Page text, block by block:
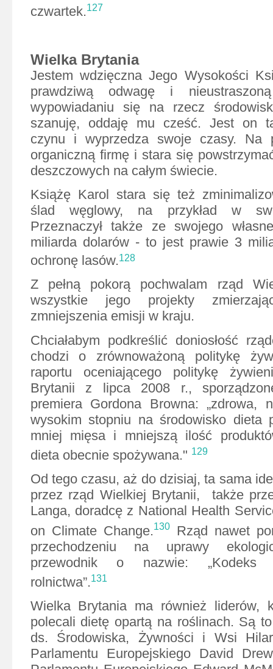
czwartek.127
Wielka Brytania
Jestem wdzięczna Jego Wysokości
prawdziwą odwagę i
wypowiadaniu się na rzecz
szanuję, oddaję mu cześć. Jest on
czynu i wyprzedza swoje czasy. Na
organiczną firmę i stara się
deszczowych na całym świecie.
Książę Karol stara się też
ślad węglowy, na przykład w
Przeznaczył także ze swojego
miliarda dolarów - to jest prawie 3
ochronę lasów.128
Z pełną pokorą pochwalam rząd
wszystkie jego projekty
zmniejszenia emisji w kraju.
Chciałabym podkreślić doniosłość
chodzi o zrównoważoną politykę
raportu oceniającego politykę
Brytanii z lipca 2008 r.,
premiera Gordona Browna: „zdrowa,
wysokim stopniu na środowisko dieta
mniej mięsa i mniejszą ilość
dieta obecnie spożywana." 129
Od tego czasu, aż do dzisiaj, ta sama
przez rząd Wielkiej Brytanii, także
Langa, doradcę z National Health
on Climate Change.130Rząd nawet
przechodzeniu na uprawy
przewodnik o nazwie: „Kodeks
rolnictwa”.131
Wielka Brytania ma również liderów,
polecali dietę opartą na roślinach. Są
ds. Środowiska, Żywności i Wsi
Parlamentu Europejskiego David